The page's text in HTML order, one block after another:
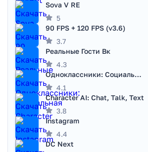
Sova V RE
5
90 FPS + 120 FPS (v3.6)
3.7
Реальные Гости Вк
4.3
Одноклассники: Социальная сеть
4.1
Character AI: Chat, Talk, Text
3.8
Instagram
4.4
DC Next